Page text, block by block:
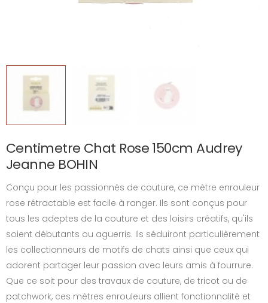
Centimetre Chat Rose 150cm Audrey
Jeanne BOHIN
Conçu pour les passionnés de couture, ce mètre enrouleur
rose rétractable est facile à ranger. Ils sont conçus pour
tous les adeptes de la couture et des loisirs créatifs, qu'ils
soient débutants ou aguerris. Ils séduiront particulièrement
les collectionneurs de motifs de chats ainsi que ceux qui
adorent partager leur passion avec leurs amis à fourrure.
Que ce soit pour des travaux de couture, de tricot ou de
patchwork, ces mètres enrouleurs allient fonctionnalité et